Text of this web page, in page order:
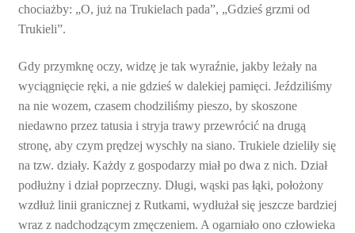
chociażby: „O, już na Trukielach padaˮ, „Gdzieś grzmi od
Trukieliˮ.
Gdy przymknę oczy, widzę je tak wyraźnie, jakby leżały na
wyciągnięcie ręki, a nie gdzieś w dalekiej pamięci. Jeździliśmy
na nie wozem, czasem chodziliśmy pieszo, by skoszone
niedawno przez tatusia i stryja trawy przewrócić na drugą
stronę, aby czym prędzej wyschły na siano. Trukiele dzieliły się
na tzw. działy. Każdy z gospodarzy miał po dwa z nich. Dział
podłużny i dział poprzeczny. Długi, wąski pas łąki, położony
wzdłuż linii granicznej z Rutkami, wydłużał się jeszcze bardziej
wraz z nadchodzącym zmęczeniem. A ogarniało ono człowieka